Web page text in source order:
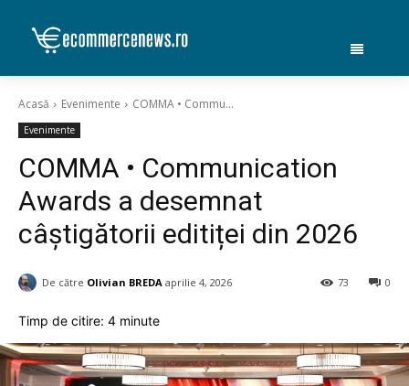
Acasă Evenimente COMMA • Commu...
Evenimente
COMMA • Communication
Awards a desemnat
câștigătorii editiței din 2026
De către Olivian BREDA aprilie 4, 2026 0
73
Timp de citire: 4 minute